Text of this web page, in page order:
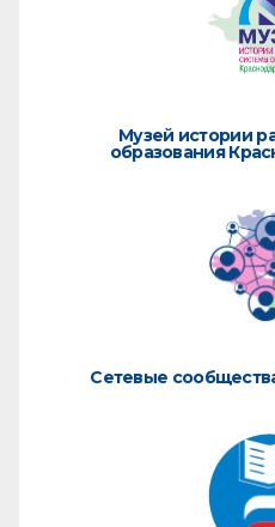
Музей истории
образования
Сетевые